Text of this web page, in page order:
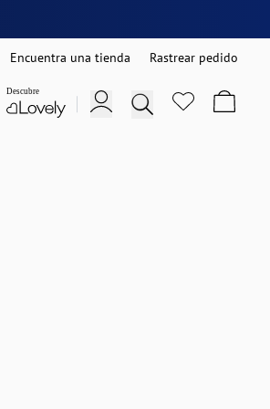
Encuentra una tienda Rastrear pedido